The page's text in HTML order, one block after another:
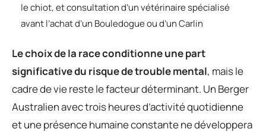
le chiot, et consultation d’un vétérinaire spécialisé
avant l’achat d’un Bouledogue ou d’un Carlin
Le choix de la race conditionne une part
significative du risque de trouble mental, mais le
cadre de vie reste le facteur déterminant. Un Berger
Australien avec trois heures d’activité quotidienne
et une présence humaine constante ne développera